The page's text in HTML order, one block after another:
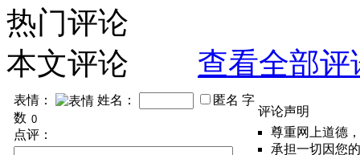
热门评论
本文评论
查看全部评
表情： 姓名： 匿名 字
数
点评：
评论声明
尊重网上道德
承担一切因您